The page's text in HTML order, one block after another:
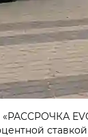
ставкой